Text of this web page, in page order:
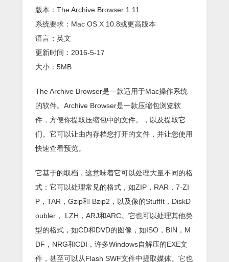
版本：The Archive Browser 1.11
系统要求：Mac OS X 10.8或更高版本
语言：英文
更新时间：2016-5-17
大小：5MB
The Archive Browser是一款适用于Mac操作系统
的软件。Archive Browser是一款压缩包浏览软
件，方便你提取压缩包中的文件。，以及提取它
们。它可以让由内存档您打开的文件，并让您使用
快速查看预览。
它基于的取档，这意味着它可以处理大量不同的格
式：它可以处理常见的格式，如ZIP，RAR，7-ZI
P，TAR，Gzip和 Bzip2，以及像的StuffIt，DiskD
oubler， LZH，ARJ和ARC。它也可以处理其他类
型的格式，如CD和DVD的图像，如ISO，BIN，M
DF，NRG和CDI，许多Windows自解压的EXE文
件，甚至可以从Flash SWF文件中提取媒体。它也